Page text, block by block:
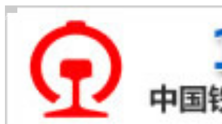
广告